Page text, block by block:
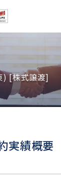
) [株式譲渡]
実績概要